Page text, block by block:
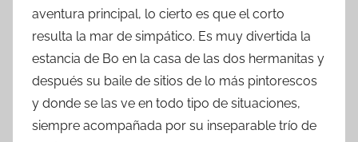
aventura principal, lo cierto es que el corto
resulta la mar de simpático. Es muy divertida la
estancia de Bo en la casa de las dos hermanitas y
después su baile de sitios de lo más pintorescos
y donde se las ve en todo tipo de situaciones,
siempre acompañada por su inseparable trío de